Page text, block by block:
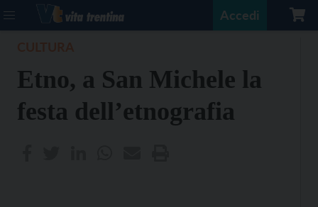
Accedi
Etno, a San Michele la
festa dell’etnografia